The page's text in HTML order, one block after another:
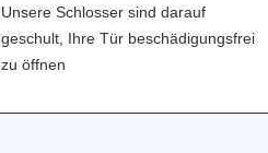
Unsere Schlosser sind darauf
geschult, Ihre Tür beschädigungsfrei
zu öffnen